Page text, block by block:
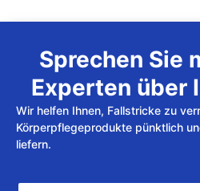
Sprechen Sie
Experten über
Wir helfen Ihnen, Fallstricke zu
Körperpflegeprodukte pünktlich
liefern.